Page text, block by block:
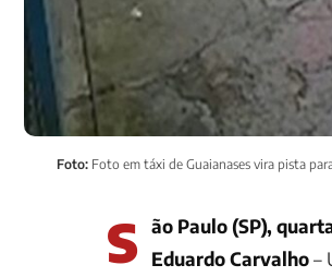
Foto: Foto em táxi de Guaianases vira pista
S ão Paulo (SP),
Eduardo Carvalho–